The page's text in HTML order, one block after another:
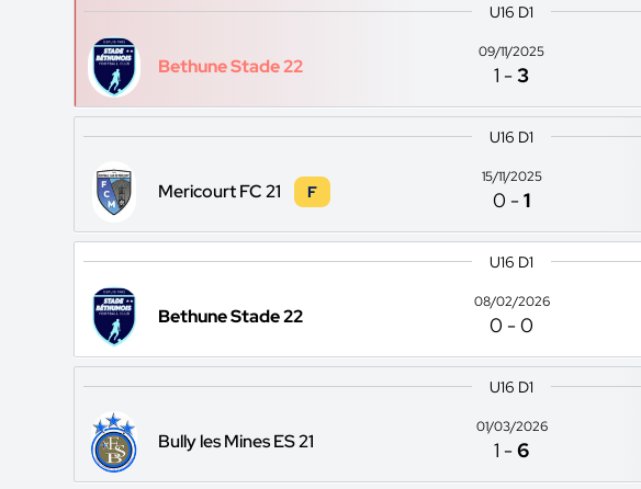
U16 D1
Bethune Stade 22
09/11/2025
1 -3
U16 D1
Mericourt FC 21 F
15/11/2025
0 -1
U16 D1
Bethune Stade 22
08/02/2026
0 -0
U16 D1
Bully les Mines ES 21
01/03/2026
1 -6